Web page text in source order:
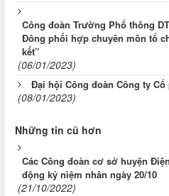
Công đoàn Trường Phổ thông
Đông phối hợp chuyên môn tổ
kết”
(06/01/2023)
Đại hội Công đoàn Công ty
(08/01/2023)
Những tin cũ hơn
Các Công đoàn cơ sở huyện
động kỷ niệm nhân ngày 20/10
(21/10/2022)